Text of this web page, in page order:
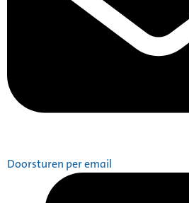
Doorsturen per email